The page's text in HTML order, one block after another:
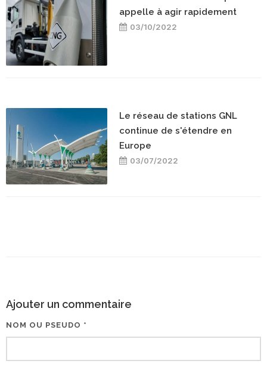
appelle à agir rapidement
03/10/2022
Le réseau de stations GNL
continue de s'étendre en
Europe
03/07/2022
Ajouter un commentaire
NOM OU PSEUDO *